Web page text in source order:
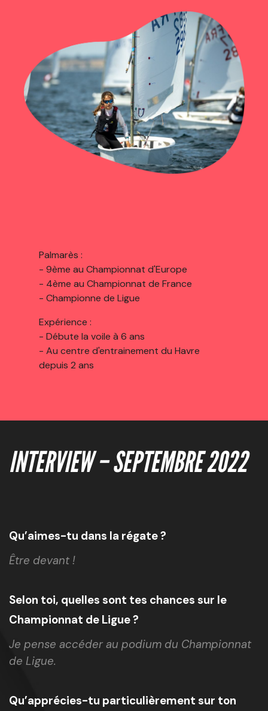
Palmarès :
- 9ème au Championnat d'Europe
- 4ème au Championnat de France
- Championne de Ligue
Expérience :
- Débute la voile à 6 ans
- Au centre d'entrainement du Havre
depuis 2 ans
INTERVIEW – SEPTEMBRE 2022
Qu’aimes-tu dans la régate ?
Être devant !
Selon toi, quelles sont tes chances sur le
Championnat de Ligue ?
Je pense accéder au podium du Championnat
de Ligue.
Qu’apprécies-tu particulièrement sur ton